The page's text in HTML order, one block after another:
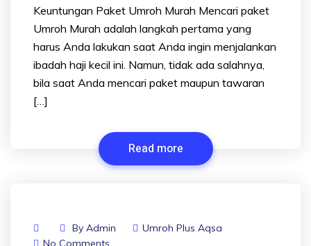
Keuntungan Paket Umroh Murah Mencari paket
Umroh Murah adalah langkah pertama yang
harus Anda lakukan saat Anda ingin menjalankan
ibadah haji kecil ini. Namun, tidak ada salahnya,
bila saat Anda mencari paket maupun tawaran
[…]
Read more
By Admin
Umroh Plus Aqsa
No Comments